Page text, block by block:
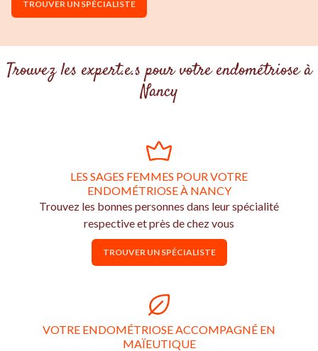
TROUVER UN SPÉCIALISTE
Trouvez les expert.e.s pour votre endométriose à
Nancy
LES SAGES FEMMES POUR VOTRE
ENDOMÉTRIOSE À NANCY
Trouvez les bonnes personnes dans leur spécialité
respective et près de chez vous
TROUVER UN SPÉCIALISTE
VOTRE ENDOMÉTRIOSE ACCOMPAGNÉ EN
MAÏEUTIQUE